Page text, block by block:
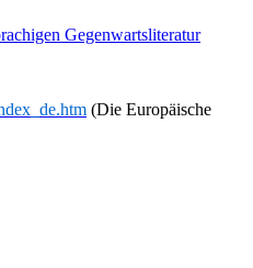
Gegenwartsliteratur
(Die Europäische